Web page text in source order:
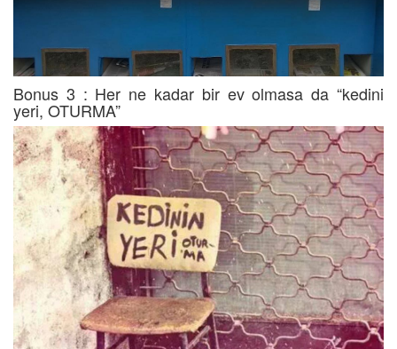
Bonus 3 : Her ne kadar bir ev olmasa da “kedini
yeri, OTURMA”